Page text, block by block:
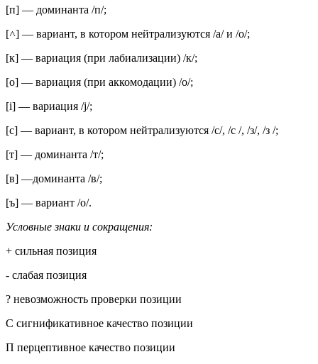
[п] — доминанта /п/;
[˄] — вариант, в котором нейтрализуются /а/ и /о/;
[к] — вариация (при лабиализации) /к/;
[o] — вариация (при аккомодации) /о/;
[i] — вариация /j/;
[с] — вариант, в котором нейтрализуются /с/, /с /, /з/, /з /;
[т] — доминанта /т/;
[в] —доминанта /в/;
[ъ] — вариант /о/.
Условные знаки и сокращения:
+ сильная позиция
- слабая позиция
? невозможность проверки позиции
С сигнификативное качество позиции
П перцептивное качество позиции